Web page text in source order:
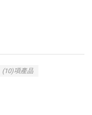
(10)項產品